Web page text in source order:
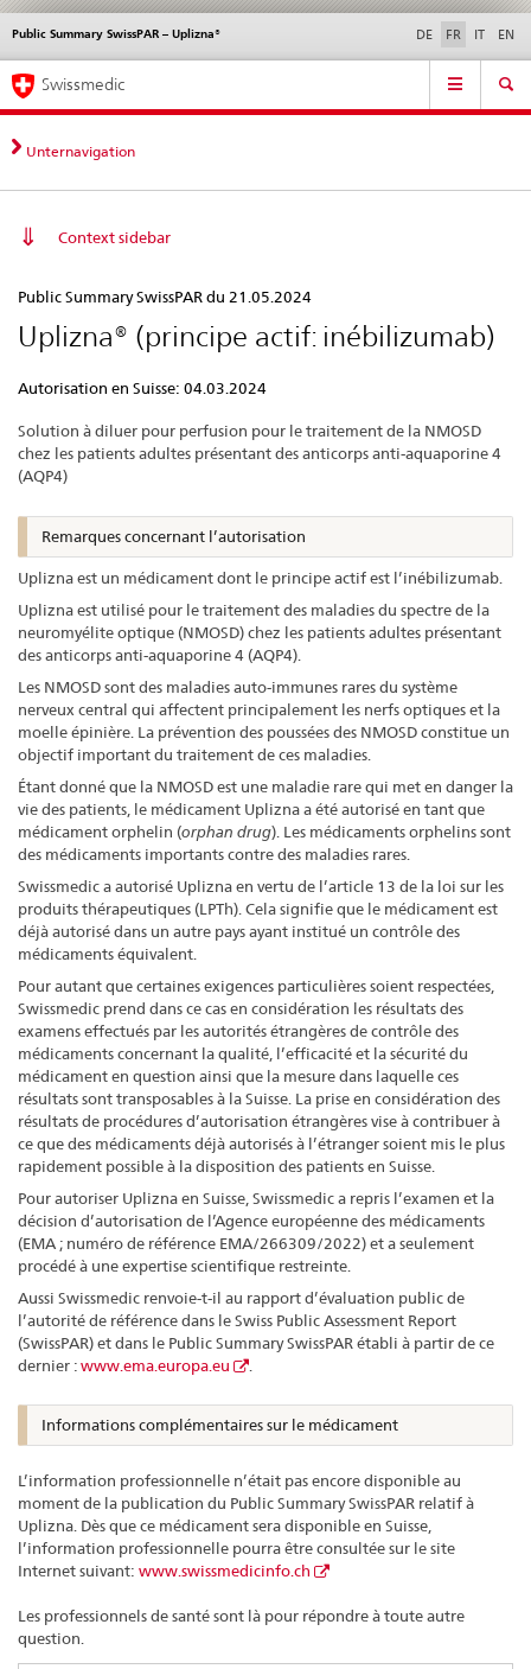
Navigation
directe:
actualités,
bases
contact
Actualités & Mises à
normes
Contact | Support &
aide
Public Summary SwissPAR – Uplizna® DE FR IT EN
Service
Navigation
Swissmedic
Unternavigation
Context sidebar
Summary
SwissPAR
–
Public Summary SwissPAR du 21.05.2024
Uplizna® (principe actif: inébilizumab)
Autorisation en Suisse: 04.03.2024
Solution à diluer pour perfusion pour le traitement de la NMOSD
chez les patients adultes présentant des anticorps anti-aquaporine 4
(AQP4)
Remarques concernant l’autorisation
Uplizna est un médicament dont le principe actif est l’inébilizumab.
Uplizna est utilisé pour le traitement des maladies du spectre de la
neuromyélite optique (NMOSD) chez les patients adultes présentant
des anticorps anti-aquaporine 4 (AQP4).
Les NMOSD sont des maladies auto-immunes rares du système
nerveux central qui affectent principalement les nerfs optiques et la
moelle épinière. La prévention des poussées des NMOSD constitue un
objectif important du traitement de ces maladies.
Étant donné que la NMOSD est une maladie rare qui met en danger la
vie des patients, le médicament Uplizna a été autorisé en tant que
médicament orphelin (orphan drug). Les médicaments orphelins sont
des médicaments importants contre des maladies rares.
Swissmedic a autorisé Uplizna en vertu de l’article 13 de la loi sur les
produits thérapeutiques (LPTh). Cela signifie que le médicament est
déjà autorisé dans un autre pays ayant institué un contrôle des
médicaments équivalent.
Pour autant que certaines exigences particulières soient respectées,
Swissmedic prend dans ce cas en considération les résultats des
examens effectués par les autorités étrangères de contrôle des
médicaments concernant la qualité, l’efficacité et la sécurité du
médicament en question ainsi que la mesure dans laquelle ces
résultats sont transposables à la Suisse. La prise en considération des
résultats de procédures d’autorisation étrangères vise à contribuer à
ce que des médicaments déjà autorisés à l’étranger soient mis le plus
rapidement possible à la disposition des patients en Suisse.
Pour autoriser Uplizna en Suisse, Swissmedic a repris l’examen et la
décision d’autorisation de l’Agence européenne des médicaments
(EMA ; numéro de référence EMA/266309/2022) et a seulement
procédé à une expertise scientifique restreinte.
Aussi Swissmedic renvoie-t-il au rapport d’évaluation public de
l’autorité de référence dans le Swiss Public Assessment Report
(SwissPAR) et dans le Public Summary SwissPAR établi à partir de ce
dernier :www.ema.europa.eu
Informations complémentaires sur le médicament
L’information professionnelle n’était pas encore disponible au
moment de la publication du Public Summary SwissPAR relatif à
Uplizna. Dès que ce médicament sera disponible en Suisse,
l’information professionnelle pourra être consultée sur le site
Internet suivant: www.swissmedicinfo.ch
Les professionnels de santé sont là pour répondre à toute autre
question.